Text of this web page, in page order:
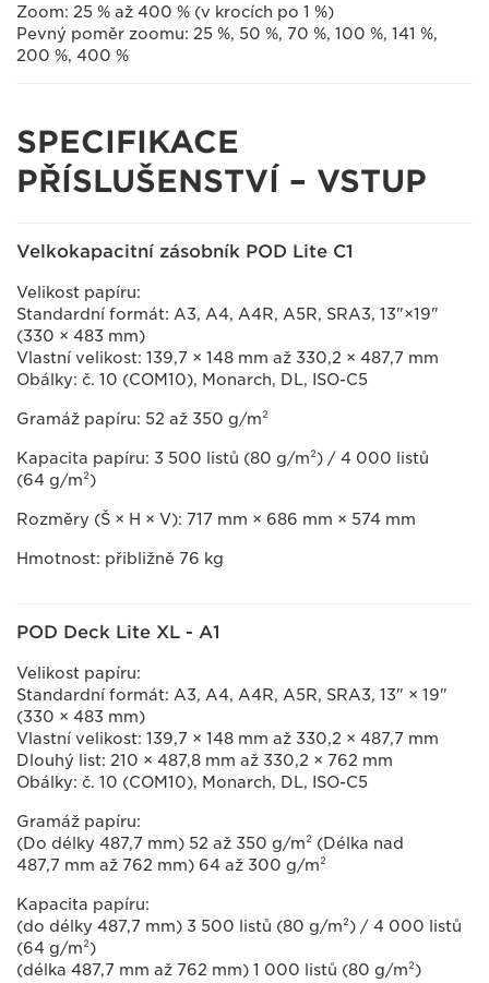
Zoom: 25 % až 400 % (v krocích po 1 %)
Pevný poměr zoomu: 25 %, 50 %, 70 %, 100 %, 141 %,
200 %, 400 %
SPECIFIKACE
PŘÍSLUŠENSTVÍ – VSTUP
Velkokapacitní zásobník POD Lite C1
Velikost papíru:
Standardní formát: A3, A4, A4R, A5R, SRA3, 13"×19"
(330 × 483 mm)
Vlastní velikost: 139,7 × 148 mm až 330,2 × 487,7 mm
Obálky: č. 10 (COM10), Monarch, DL, ISO-C5
Gramáž papíru: 52 až 350 g/m²
Kapacita papíru: 3 500 listů (80 g/m²) / 4 000 listů
(64 g/m²)
Rozměry (Š × H × V): 717 mm × 686 mm × 574 mm
Hmotnost: přibližně 76 kg
POD Deck Lite XL - A1
Velikost papíru:
Standardní formát: A3, A4, A4R, A5R, SRA3, 13" × 19"
(330 × 483 mm)
Vlastní velikost: 139,7 × 148 mm až 330,2 × 487,7 mm
Dlouhý list: 210 × 487,8 mm až 330,2 × 762 mm
Obálky: č. 10 (COM10), Monarch, DL, ISO-C5
Gramáž papíru:
(Do délky 487,7 mm) 52 až 350 g/m² (Délka nad
487,7 mm až 762 mm) 64 až 300 g/m²
Kapacita papíru:
(do délky 487,7 mm) 3 500 listů (80 g/m²) / 4 000 listů
(64 g/m²)
(délka 487,7 mm až 762 mm) 1 000 listů (80 g/m²)